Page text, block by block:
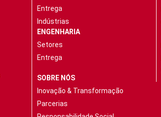
Entrega
Indústrias
ENGENHARIA
Setores
Entrega
SOBRE NÓS
Inovação & Transformação
Parcerias